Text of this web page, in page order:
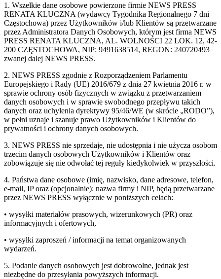
1. Wszelkie dane osobowe powierzone firmie NEWS PRESS
RENATA KLUCZNA (wydawcy Tygodnika Regionalnego 7 dni
Częstochowa) przez Użytkowników i/lub Klientów są przetwarzane
przez Administratora Danych Osobowych, którym jest firma NEWS
PRESS RENATA KLUCZNA, AL. WOLNOŚCI 22 LOK. 12, 42-
200 CZĘSTOCHOWA, NIP: 9491638514, REGON: 240720493
zwanej dalej NEWS PRESS.
2. NEWS PRESS zgodnie z Rozporządzeniem Parlamentu
Europejskiego i Rady (UE) 2016/679 z dnia 27 kwietnia 2016 r. w
sprawie ochrony osób fizycznych w związku z przetwarzaniem
danych osobowych i w sprawie swobodnego przepływu takich
danych oraz uchylenia dyrektywy 95/46/WE (w skrócie „RODO”),
w pełni uznaje i szanuje prawo Użytkowników i Klientów do
prywatności i ochrony danych osobowych.
3. NEWS PRESS nie sprzedaje, nie udostępnia i nie użycza osobom
trzecim danych osobowych Użytkowników i Klientów oraz
zobowiązuje się nie odwołać tej reguły kiedykolwiek w przyszłości.
4. Państwa dane osobowe (imię, nazwisko, dane adresowe, telefon,
e-mail, IP oraz (opcjonalnie): nazwa firmy i NIP, będą przetwarzane
przez NEWS PRESS wyłącznie w poniższych celach:
• wysyłki materiałów prasowych, wizerunkowych (PR) oraz
informacyjnych i ofertowych,
• wysyłki zaproszeń / informacji na temat organizowanych
wydarzeń.
5. Podanie danych osobowych jest dobrowolne, jednak jest
niezbędne do przesyłania powyższych informacji.